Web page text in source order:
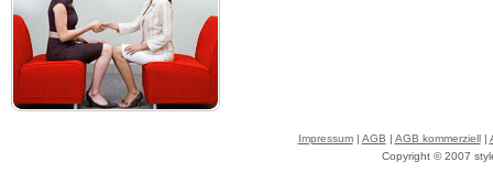
Impressum| AGB | AGB kommerziell|
Copyright © 2007